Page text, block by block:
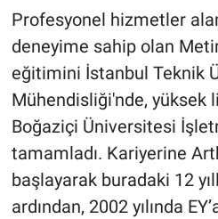
Profesyonel hizmetler
deneyime sahip olan
eğitimini İstanbul Teknik
Mühendisliği'nde, yüksek
Boğaziçi Üniversitesi
tamamladı. Kariyerine
başlayarak buradaki 12
ardından, 2002 yılında